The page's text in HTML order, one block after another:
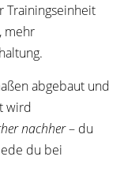
Trainingseinheit
mehr
abgebaut und
wird
nachher– du
du bei